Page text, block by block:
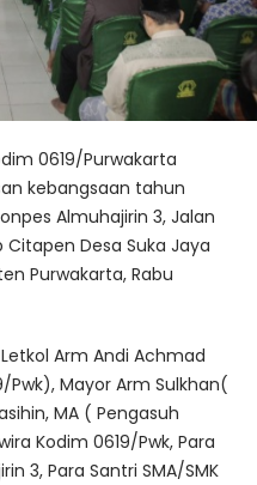
0619/Purwakarta
kebangsaan tahun
Almuhajirin 3, Jalan
Citapen Desa Suka Jaya
Purwakarta, Rabu
Arm Andi Achmad
Pwk), Mayor Arm Sulkhan(
MA ( Pengasuh
Kodim 0619/Pwk, Para
3, Para Santri SMA/SMK